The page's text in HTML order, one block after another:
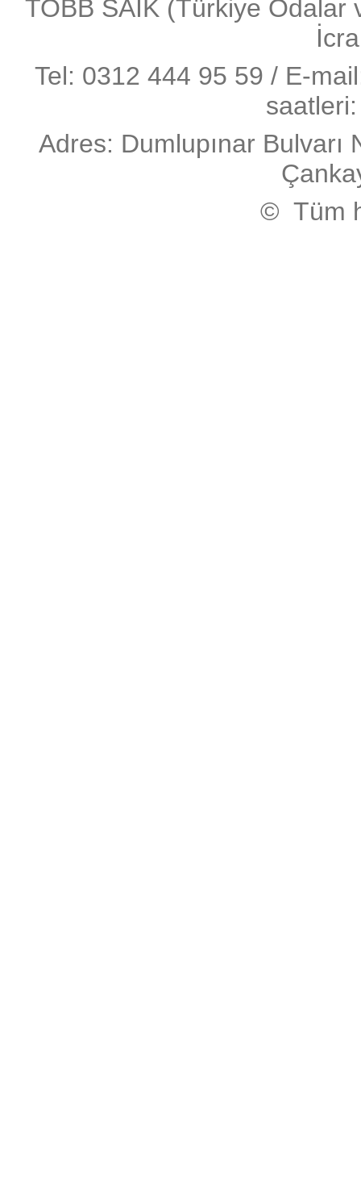
TOBB SAİK (Türkiye Odalar
Tel: 0312 444 95 59 / E-
Adres: Dumlupınar
© Tüm